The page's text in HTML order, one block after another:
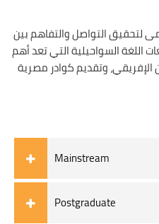
لتحقيق التواصل والتفاهم بين
اللغة السواحيلية التي تعد أهم
وتقديم كوادر مصرية
Mainstream
Postgraduate